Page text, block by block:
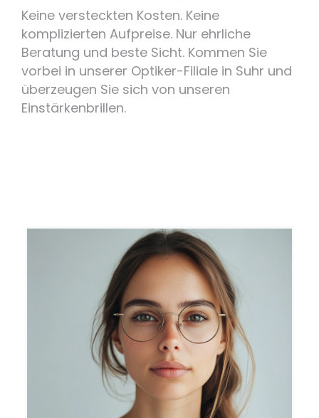
Keine versteckten Kosten. Keine
komplizierten Aufpreise. Nur ehrliche
Beratung und beste Sicht. Kommen Sie
vorbei in unserer Optiker-Filiale in Suhr und
überzeugen Sie sich von unseren
Einstärkenbrillen.